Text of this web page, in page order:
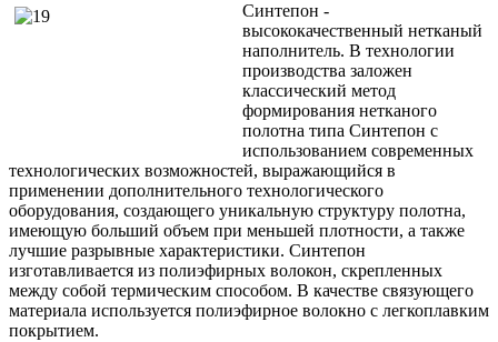
Синтепон -
высококачественный нетканый
наполнитель. В технологии
производства заложен
классический метод
формирования нетканого
полотна типа Синтепон с
использованием современных
технологических возможностей, выражающийся в
применении дополнительного технологического
оборудования, создающего уникальную структуру полотна,
имеющую больший объем при меньшей плотности, а также
лучшие разрывные характеристики. Синтепон
изготавливается из полиэфирных волокон, скрепленных
между собой термическим способом. В качестве связующего
материала используется полиэфирное волокно с легкоплавким
покрытием.